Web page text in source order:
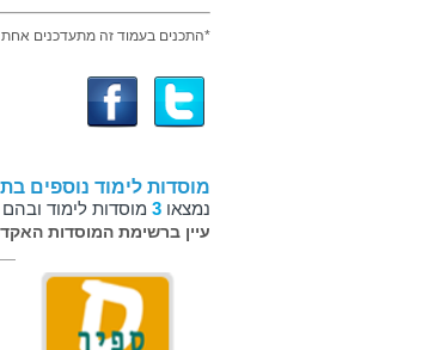
בוגר בחשבונאות עם
תואר ראשון בכלכלה
תואר ראשון בניהול
תואר שני במינהל עסקים
תואר שני
לימודי ערב:
מערכת השעות הגמישה (לימודי
חיי משפחה, עבודה, צבא, לימודי
במכללה מושם דגש על העצמה
אקדמי והדרכה בלמידה
התקדמות במהלך הלימודים
הדרכה אישים והדרכת
אישי מצוות המכללה, לליווי
*התכנים בעמוד זה מתעדכנים
מוסדות לימוד נוספים
נמצאו 3 מוסדות לימוד ובהם
עיין ברשימת המוסדות